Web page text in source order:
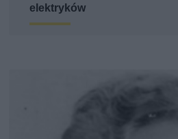
elektryków